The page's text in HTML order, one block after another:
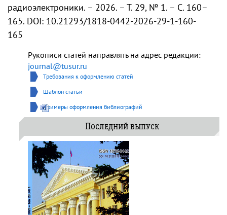
радиоэлектроники. – 2026. – Т. 29, № 1. – С. 160–
165. DOI: 10.21293/1818-0442-2026-29-1-160-
165
Рукописи статей направлять на адрес редакции:
journal@tusur.ru
Требования к оформлению статей
Шаблон статьи
Примеры оформления библиографий
Последний выпуск